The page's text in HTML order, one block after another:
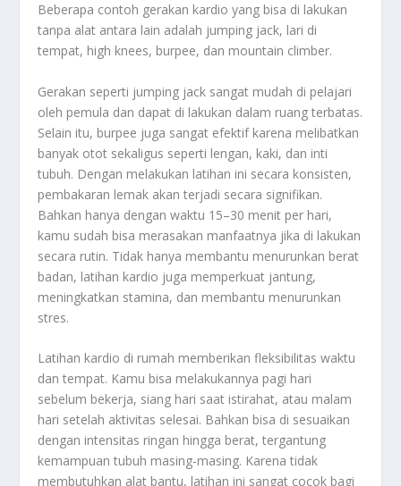
Beberapa contoh gerakan kardio yang bisa di lakukan
tanpa alat antara lain adalah jumping jack, lari di
tempat, high knees, burpee, dan mountain climber.
Gerakan seperti jumping jack sangat mudah di pelajari
oleh pemula dan dapat di lakukan dalam ruang terbatas.
Selain itu, burpee juga sangat efektif karena melibatkan
banyak otot sekaligus seperti lengan, kaki, dan inti
tubuh. Dengan melakukan latihan ini secara konsisten,
pembakaran lemak akan terjadi secara signifikan.
Bahkan hanya dengan waktu 15–30 menit per hari,
kamu sudah bisa merasakan manfaatnya jika di lakukan
secara rutin. Tidak hanya membantu menurunkan berat
badan, latihan kardio juga memperkuat jantung,
meningkatkan stamina, dan membantu menurunkan
stres.
Latihan kardio di rumah memberikan fleksibilitas waktu
dan tempat. Kamu bisa melakukannya pagi hari
sebelum bekerja, siang hari saat istirahat, atau malam
hari setelah aktivitas selesai. Bahkan bisa di sesuaikan
dengan intensitas ringan hingga berat, tergantung
kemampuan tubuh masing-masing. Karena tidak
membutuhkan alat bantu, latihan ini sangat cocok bagi